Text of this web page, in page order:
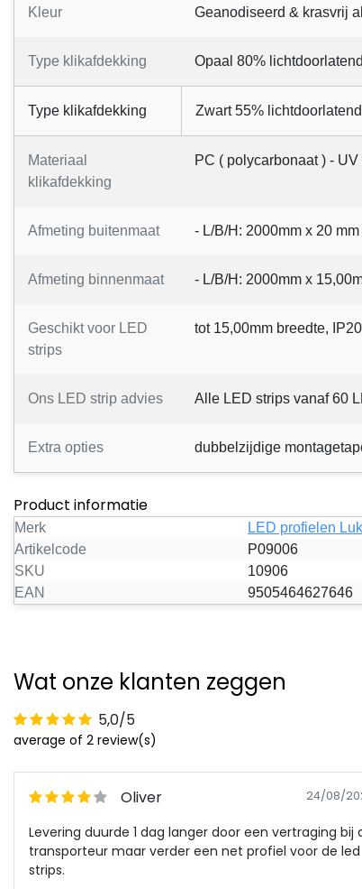
Kleur Geanodiseerd & krasvrij
Type klikafdekking Opaal 80%
Type klikafdekking Zwart 55%
Materiaal
klikafdekking
PC ( polycarbonaat ) -
Afmeting buitenmaat - L/B/H: 2000mm x 20
Afmeting binnenmaat - L/B/H: 2000mm x
Geschikt voor LED
strips
tot 15,00mm breedte,
Ons LED strip advies Alle LED strips vanaf 60
Extra opties dubbelzijdige
Product informatie
Merk
LED profielen
Artikelcode
P09006
SKU
10906
EAN
9505464627646
Wat onze klanten zeggen
5,0/5
average of 2 review(s)
Oliver 24/08/
Levering duurde 1 dag langer door een vertraging bij
transporteur maar verder een net profiel voor de led
strips.